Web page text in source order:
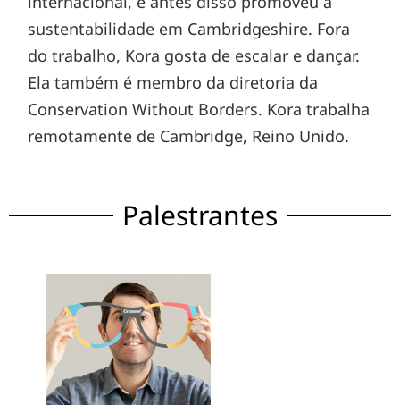
sustentabilidade em Cambridgeshire. Fora
do trabalho, Kora gosta de escalar e dançar.
Ela também é membro da diretoria da
Conservation Without Borders. Kora trabalha
remotamente de Cambridge, Reino Unido.
Palestrantes